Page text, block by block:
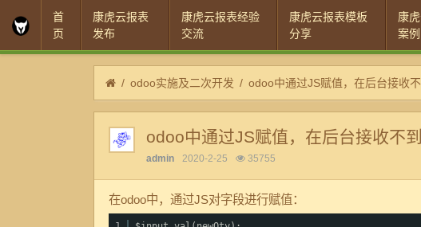
首
页
康虎云报表
发布
康虎云报表经验
交流
康虎云报表模板
分享
康
案例
odoo实施及二次开发 odoo中通过JS赋值，在后台接收
odoo中通过JS赋值，在后台接收不
admin 2020-2-25 35755
在odoo中，通过JS对字段进行赋值：